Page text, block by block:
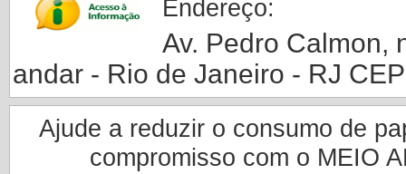
Endereço:
Av. Pedro Calmon,
andar - Rio de Janeiro - RJ
Ajude a reduzir o consumo de
compromisso com o MEIO